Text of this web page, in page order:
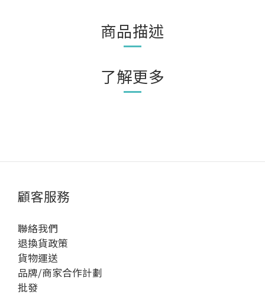
商品描述
了解更多
顧客服務
聯絡我們
退換貨政策
貨物運送
品牌/商家合作計劃
批發